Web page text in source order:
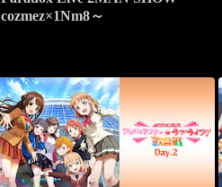
cozmez×1Nm8～